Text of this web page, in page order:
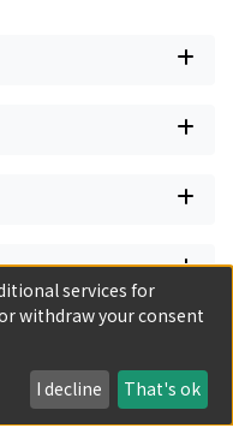
services for
withdraw your consent
I decline That's ok